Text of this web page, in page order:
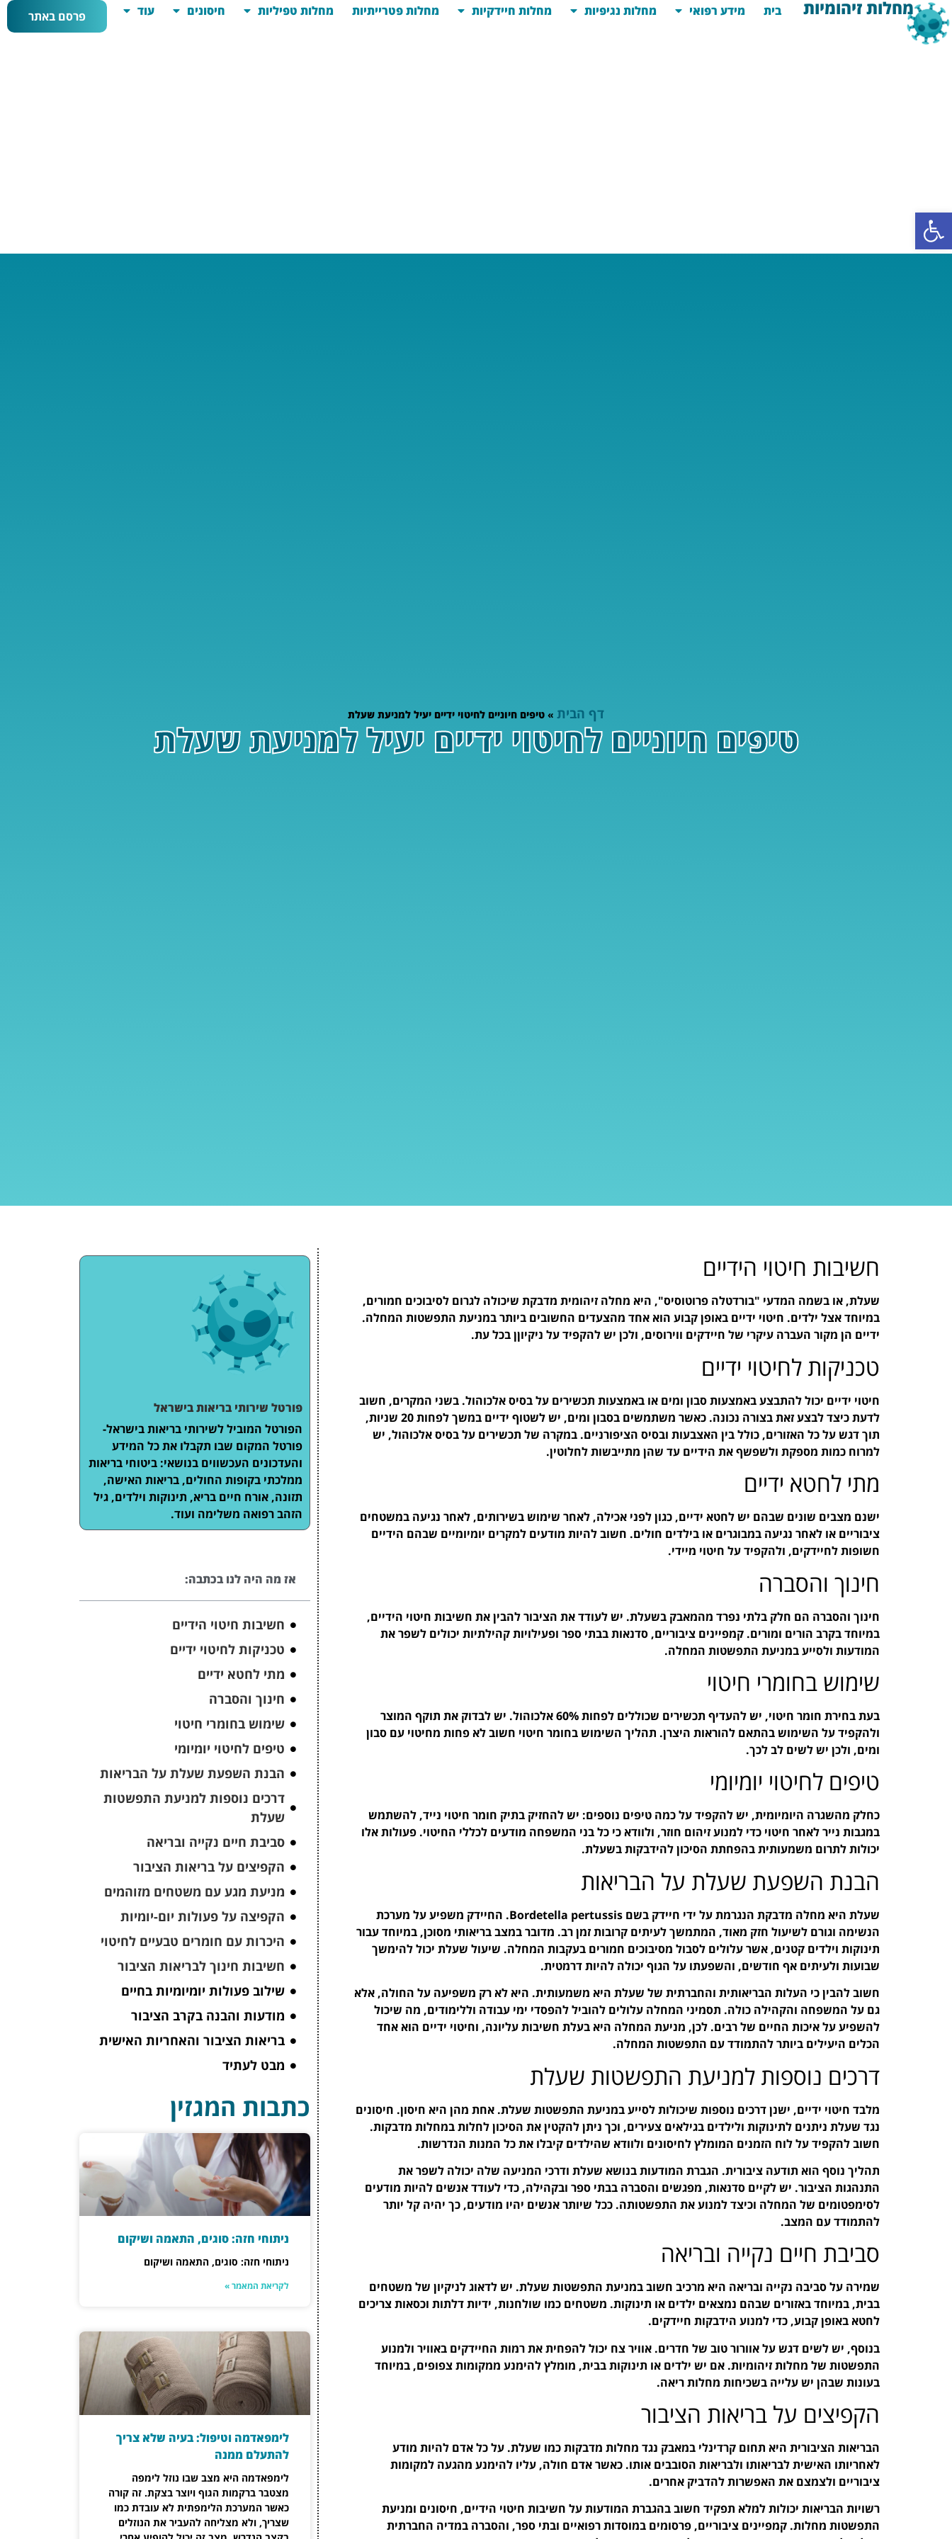
פתח סרגל נגישות
מחלות זיהומיות בית מידע רפואי מחלות נגיפיות מחלות חיידקיות מחלות פטרייתיות מחלות טפיליות חיסונים עוד פרסם באתר
דף הבית » טיפים חיוניים לחיטוי ידיים יעיל למניעת שעלת
טיפים חיוניים לחיטוי ידיים יעיל למניעת שעלת
חשיבות חיטוי הידיים
שעלת, או בשמה המדעי "בורדטלה פרוטוסיס", היא מחלה זיהומית מדבקת שיכולה לגרום לסיבוכים חמורים,
במיוחד אצל ילדים. חיטוי ידיים באופן קבוע הוא אחד מהצעדים החשובים ביותר במניעת התפשטות המחלה.
ידיים הן מקור העברה עיקרי של חיידקים ווירוסים, ולכן יש להקפיד על ניקיוןן בכל עת.
טכניקות לחיטוי ידיים
חיטוי ידיים יכול להתבצע באמצעות סבון ומים או באמצעות תכשירים על בסיס אלכוהול. בשני המקרים, חשוב
לדעת כיצד לבצע זאת בצורה נכונה. כאשר משתמשים בסבון ומים, יש לשטוף ידיים במשך לפחות 20 שניות,
תוך דגש על כל האזורים, כולל בין האצבעות ובסיס הציפורניים. במקרה של תכשירים על בסיס אלכוהול, יש
למרוח כמות מספקת ולשפשף את הידיים עד שהן מתייבשות לחלוטין.
מתי לחטא ידיים
ישנם מצבים שונים שבהם יש לחטא ידיים, כגון לפני אכילה, לאחר שימוש בשירותים, לאחר נגיעה במשטחים
ציבוריים או לאחר נגיעה במבוגרים או בילדים חולים. חשוב להיות מודעים למקרים יומיומיים שבהם הידיים
חשופות לחיידקים, ולהקפיד על חיטוי מיידי.
חינוך והסברה
חינוך והסברה הם חלק בלתי נפרד מהמאבק בשעלת. יש לעודד את הציבור להבין את חשיבות חיטוי הידיים,
במיוחד בקרב הורים ומורים. קמפיינים ציבוריים, סדנאות בבתי ספר ופעילויות קהילתיות יכולים לשפר את
המודעות ולסייע במניעת התפשטות המחלה.
שימוש בחומרי חיטוי
בעת בחירת חומר חיטוי, יש להעדיף תכשירים שכוללים לפחות 60% אלכוהול. יש לבדוק את תוקף המוצר
ולהקפיד על השימוש בהתאם להוראות היצרן. תהליך השימוש בחומר חיטוי חשוב לא פחות מחיטוי עם סבון
ומים, ולכן יש לשים לב לכך.
טיפים לחיטוי יומיומי
כחלק מהשגרה היומיומית, יש להקפיד על כמה טיפים נוספים: יש להחזיק בתיק חומר חיטוי נייד, להשתמש
במגבות נייר לאחר חיטוי כדי למנוע זיהום חוזר, ולוודא כי כל בני המשפחה מודעים לכללי החיטוי. פעולות אלו
יכולות לתרום משמעותית בהפחתת הסיכון להידבקות בשעלת.
הבנת השפעת שעלת על הבריאות
שעלת היא מחלה מדבקת הנגרמת על ידי חיידק בשם Bordetella pertussis. החיידק משפיע על מערכת
הנשימה וגורם לשיעול חזק מאוד, המתמשך לעיתים קרובות זמן רב. מדובר במצב בריאותי מסוכן, במיוחד עבור
תינוקות וילדים קטנים, אשר עלולים לסבול מסיבוכים חמורים בעקבות המחלה. שיעול שעלת יכול להימשך
שבועות ולעיתים אף חודשים, והשפעתו על הגוף יכולה להיות דרמטית.
חשוב להבין כי העלות הבריאותית והחברתית של שעלת היא משמעותית. היא לא רק משפיעה על החולה, אלא
גם על המשפחה והקהילה כולה. תסמיני המחלה עלולים להוביל להפסדי ימי עבודה וללימודים, מה שיכול
להשפיע על איכות החיים של רבים. לכן, מניעת המחלה היא בעלת חשיבות עליונה, וחיטוי ידיים הוא אחד
הכלים היעילים ביותר להתמודד עם התפשטות המחלה.
דרכים נוספות למניעת התפשטות שעלת
מלבד חיטוי ידיים, ישנן דרכים נוספות שיכולות לסייע במניעת התפשטות שעלת. אחת מהן היא חיסון. חיסונים
נגד שעלת ניתנים לתינוקות ולילדים בגילאים צעירים, וכך ניתן להקטין את הסיכון לחלות במחלות מדבקות.
חשוב להקפיד על לוח הזמנים המומלץ לחיסונים ולוודא שהילדים קיבלו את כל המנות הנדרשות.
תהליך נוסף הוא תודעה ציבורית. הגברת המודעות בנושא שעלת ודרכי המניעה שלה יכולה לשפר את
התנהגות הציבור. יש לקיים סדנאות, מפגשים והסברה בבתי ספר ובקהילה, כדי לעודד אנשים להיות מודעים
לסימפטומים של המחלה וכיצד למנוע את התפשטותה. ככל שיותר אנשים יהיו מודעים, כך יהיה קל יותר
להתמודד עם המצב.
סביבת חיים נקייה ובריאה
שמירה על סביבה נקייה ובריאה היא מרכיב חשוב במניעת התפשטות שעלת. יש לדאוג לניקיון של משטחים
בבית, במיוחד באזורים שבהם נמצאים ילדים או תינוקות. משטחים כמו שולחנות, ידיות דלתות וכסאות צריכים
לחטא באופן קבוע, כדי למנוע הידבקות חיידקים.
בנוסף, יש לשים דגש על אוורור טוב של חדרים. אוויר צח יכול להפחית את רמות החיידקים באוויר ולמנוע
התפשטות של מחלות זיהומיות. אם יש ילדים או תינוקות בבית, מומלץ להימנע ממקומות צפופים, במיוחד
בעונות שבהן יש עלייה בשכיחות מחלות ריאה.
הקפיצים על בריאות הציבור
הבריאות הציבורית היא תחום קרדינלי במאבק נגד מחלות מדבקות כמו שעלת. על כל אדם להיות מודע
לאחריותו האישית לבריאותו ולבריאות הסובבים אותו. כאשר אדם חולה, עליו להימנע מהגעה למקומות
ציבוריים ולצמצם את האפשרות להדביק אחרים.
רשויות הבריאות יכולות למלא תפקיד חשוב בהגברת המודעות על חשיבות חיטוי הידיים, חיסונים ומניעת
התפשטות מחלות. קמפיינים ציבוריים, פרסומים במוסדות רפואיים ובתי ספר, והסברה במדיה החברתית
פורטל שירותי בריאות בישראל
הפורטל המוביל לשירותי בריאות בישראל-
פורטל המקום שבו תקבלו את כל המידע
והעדכונים העכשווים בנושאי: ביטוחי בריאות
ממלכתי בקופות החולים, בריאות האישה,
תזונה, אורח חיים בריא, תינוקות וילדים, גיל
הזהב רפואה משלימה ועוד.
אז מה היה לנו בכתבה:
חשיבות חיטוי הידיים
טכניקות לחיטוי ידיים
מתי לחטא ידיים
חינוך והסברה
שימוש בחומרי חיטוי
טיפים לחיטוי יומיומי
הבנת השפעת שעלת על הבריאות
דרכים נוספות למניעת התפשטות
שעלת
סביבת חיים נקייה ובריאה
הקפיצים על בריאות הציבור
מניעת מגע עם משטחים מזוהמים
הקפיצה על פעולות יום-יומיות
היכרות עם חומרים טבעיים לחיטוי
חשיבות חינוך לבריאות הציבור
שילוב פעולות יומיומיות בחיים
מודעות והבנה בקרב הציבור
בריאות הציבור והאחריות האישית
מבט לעתיד
כתבות המגזין
ניתוחי חזה: סוגים, התאמה ושיקום
ניתוחי חזה: סוגים, התאמה ושיקום
לקריאת המאמר »
לימפאדמה וטיפול: בעיה שלא צריך
להתעלם ממנה
לימפאדמה היא מצב שבו נוזל לימפה
מצטבר ברקמות הגוף ויוצר בצקת. זה קורה
כאשר המערכת הלימפתית לא עובדת כמו
שצריך, ולא מצליחה להעביר את הנוזלים